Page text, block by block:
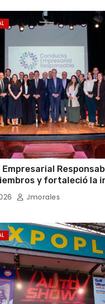
y fortaleció la
en Ecuador
Jmorales